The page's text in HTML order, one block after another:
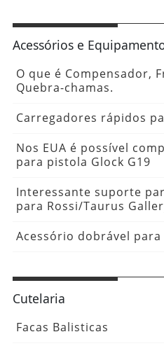
Acessórios e
O que é Compensador,
Quebra-chamas.
Carregadores rápidos
Nos EUA é possível
para pistola Glock G19
Interessante suporte
para Rossi/Taurus
Acessório dobrável
Cutelaria
Facas Balisticas